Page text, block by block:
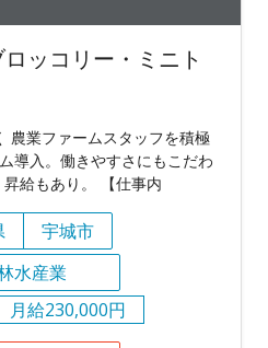
ッコリー・ミニト
農業ファームスタッフを積極
導入。働きやすさにもこだわ
給もあり。 【仕事内
宇城市
水産業
月給230,000円